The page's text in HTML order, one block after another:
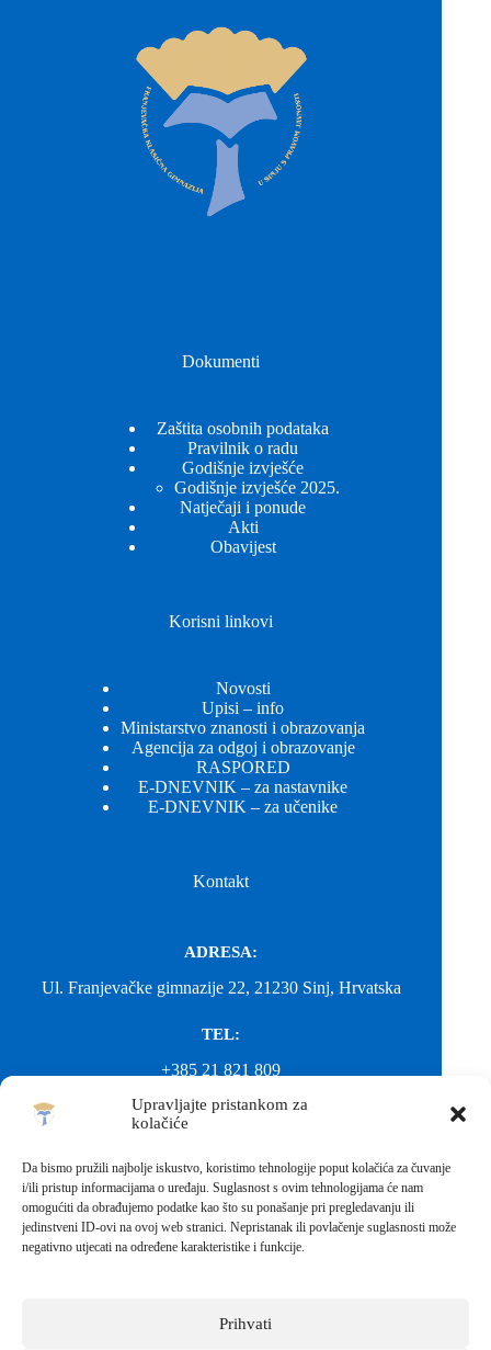
Upravljajte pristankom za
kolačiće
Da bismo pružili najbolje iskustvo, koristimo tehnologije poput kolačića za čuvanje
i/ili pristup informacijama o uređaju. Suglasnost s ovim tehnologijama će nam
omogućiti da obrađujemo podatke kao što su ponašanje pri pregledavanju ili
jedinstveni ID-ovi na ovoj web stranici. Nepristanak ili povlačenje suglasnosti može
negativno utjecati na određene karakteristike i funkcije.
Prihvati
Dokumenti
Zaštita osobnih podataka
Pravilnik o radu
Godišnje izvješće
Godišnje izvješće 2025.
Natječaji i ponude
Akti
Obavijest
Korisni linkovi
Novosti
Upisi – info
Ministarstvo znanosti i obrazovanja
Agencija za odgoj i obrazovanje
RASPORED
E-DNEVNIK – za nastavnike
E-DNEVNIK – za učenike
Kontakt
ADRESA:
Ul. Franjevačke gimnazije 22, 21230 Sinj, Hrvatska
TEL:
+385 21 821 809
EMAIL:
EMAIL:
fkgsinj@gmail.com
Svako neovlašteno preuzimanje fotografija i sadržaja s ove web
Sva prava pridržana © 2026 - FRANJEVAČKA KLASIČNA